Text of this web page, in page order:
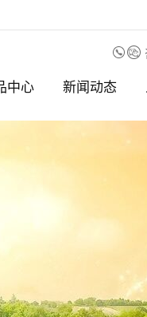
中心
刀片
刀片
新闻动态
公司动态